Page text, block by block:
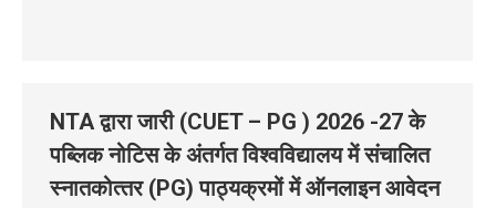
NTA द्वारा जारी (CUET – PG ) 2026 -27 के
पब्लिक नोटिस के अंतर्गत विश्‍वविद्यालय में संचालित
स्‍नातकोत्‍तर (PG) पाठ्यक्रमों में ऑनलाइन आवेदन